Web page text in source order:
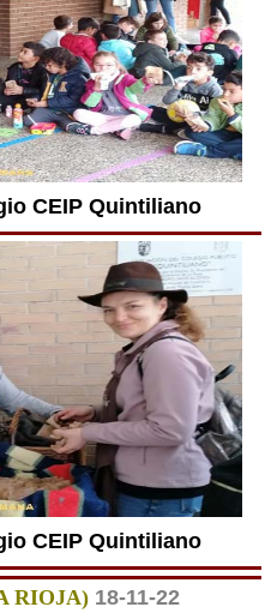
CEIP Quintiliano
CEIP Quintiliano
RIOJA) 18-11-22